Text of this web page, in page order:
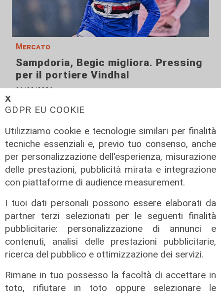
𝗫
GDPR EU COOKIE
Utilizziamo cookie e tecnologie similari per finalità
tecniche essenziali e, previo tuo consenso, anche
per personalizzazione dell'esperienza, misurazione
delle prestazioni, pubblicità mirata e integrazione
con piattaforme di audience measurement.
I tuoi dati personali possono essere elaborati da
partner terzi selezionati per le seguenti finalità
pubblicitarie: personalizzazione di annunci e
contenuti, analisi delle prestazioni pubblicitarie,
ricerca del pubblico e ottimizzazione dei servizi.
Rimane in tuo possesso la facoltà di accettare in
toto, rifiutare in toto oppure selezionare le
Mercato
Sampdoria, Begic migliora. Pressing
per il portiere Vindhal
06/08/2026
Mercato
La Sampdoria blinda Krastev: il
di F.S.